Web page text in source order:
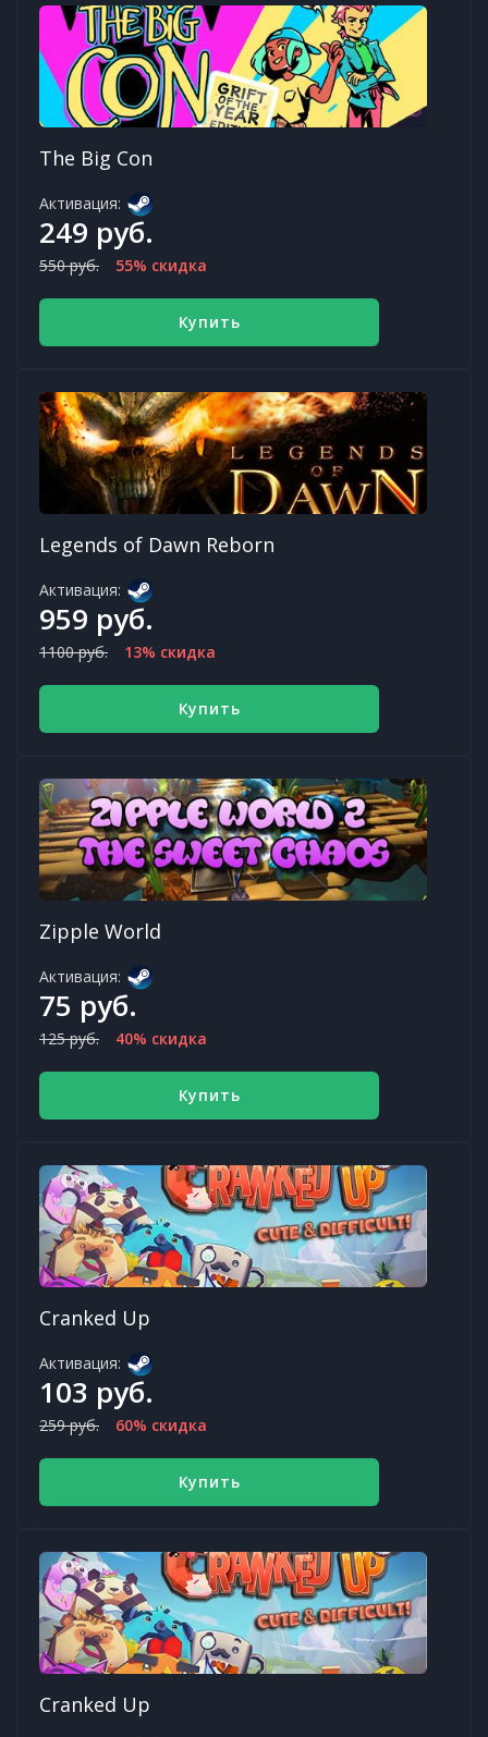
The Big Con
Активация:
249 руб.
550 руб. 55% скидка
Купить
Legends of Dawn Reborn
Активация:
959 руб.
1100 руб. 13% скидка
Купить
Zipple World
Активация:
75 руб.
125 руб. 40% скидка
Купить
Cranked Up
Активация:
103 руб.
259 руб. 60% скидка
Купить
Cranked Up